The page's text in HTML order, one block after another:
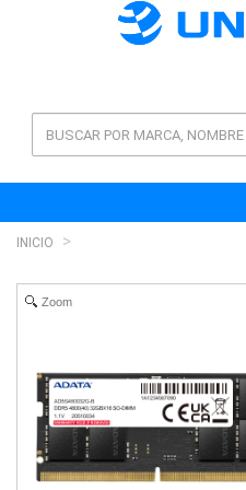
INICIO
Zoom